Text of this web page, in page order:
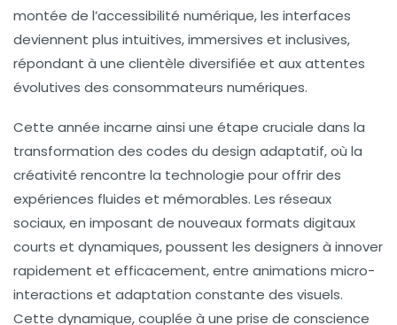
montée de l’accessibilité numérique, les interfaces
deviennent plus intuitives, immersives et inclusives,
répondant à une clientèle diversifiée et aux attentes
évolutives des consommateurs numériques.
Cette année incarne ainsi une étape cruciale dans la
transformation des codes du design adaptatif, où la
créativité rencontre la technologie pour offrir des
expériences fluides et mémorables. Les réseaux
sociaux, en imposant de nouveaux formats digitaux
courts et dynamiques, poussent les designers à innover
rapidement et efficacement, entre animations micro-
interactions et adaptation constante des visuels.
Cette dynamique, couplée à une prise de conscience